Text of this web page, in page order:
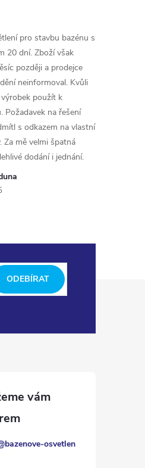
pro stavbu bazénu s
20 dní. Zboží však
později a prodejce
neinformoval. Kvůli
použít k
Požadavek na řešení
s odkazem na vlastní
Za mě velmi špatná
dodání i jednání.
ODEBÍRAT
bazenove-osvetlen